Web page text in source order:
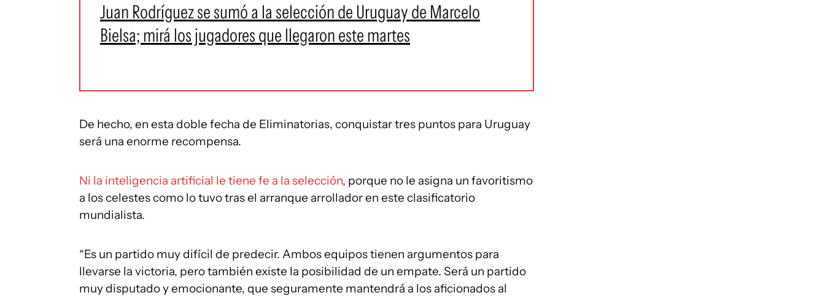
Juan Rodríguez se sumó a la selección de Uruguay de Marcelo
Bielsa; mirá los jugadores que llegaron este martes
De hecho, en esta doble fecha de Eliminatorias, conquistar tres puntos para Uruguay
será una enorme recompensa.
Ni la inteligencia artificial le tiene fe a la selección, porque no le asigna un favoritismo
a los celestes como lo tuvo tras el arranque arrollador en este clasificatorio
mundialista.
“Es un partido muy difícil de predecir. Ambos equipos tienen argumentos para
llevarse la victoria, pero también existe la posibilidad de un empate. Será un partido
muy disputado y emocionante, que seguramente mantendrá a los aficionados al